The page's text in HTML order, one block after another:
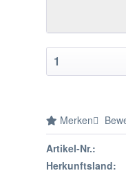
Merken
Artikel-Nr.:
Herkunftsland: